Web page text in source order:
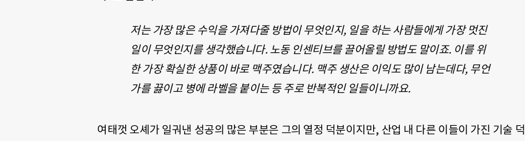
저는 가장 많은 수익을 가져다줄 방법이 무엇인지, 일을 하는 사람들에게 가장 멋진
일이 무엇인지를 생각했습니다. 노동 인센티브를 끌어올릴 방법도 말이죠. 이를 위
한 가장 확실한 상품이 바로 맥주였습니다. 맥주 생산은 이익도 많이 남는데다, 무언
가를 끓이고 병에 라벨을 붙이는 등 주로 반복적인 일들이니까요.
여태껏 오셰가 일궈낸 성공의 많은 부분은 그의 열정 덕분이지만, 산업 내 다른 이들이 가진 기술 덕